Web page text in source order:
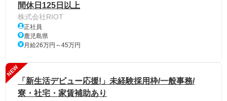
間休日125日以上
株式会社RIOT
正社員
鹿児島県
月給26万円～45万円
NEW
「新生活デビュー応援!」未経験採用枠/一般事務/
寮・社宅・家賃補助あり